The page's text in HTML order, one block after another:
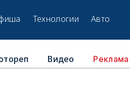
Технологии Авто
Видео Реклама